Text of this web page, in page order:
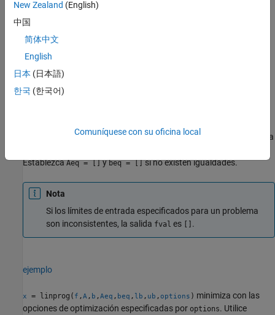
ejemplo
Aeq*x = beq
desigualdades.
ejemplo
inferiores y superiores en las variables de diseño,
, de modo que la
EstablezcaAeq = [] ybeq = [] si no existen igualdades.
Nota
Si los límites de entrada especificados para un problema
son inconsistentes, la salida fval es .
ejemplo
x = linprog( f ,A , b ,Aeq , beq , lb , ub ,options ) minimiza con las
opciones de optimización especificadas por options. Utilice
New Zealand (English)
中国
简体中文
English
日本 (日本語)
한국 (한국어)
Comuníquese con su oficina local